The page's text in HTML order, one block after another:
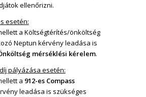
ellenőrizni.
esetén:
a Költségtérítés/önköltség
Neptun kérvény leadása is
mérséklési kérelem.
pályázása esetén:
a 912-es Compass
leadása is szükséges